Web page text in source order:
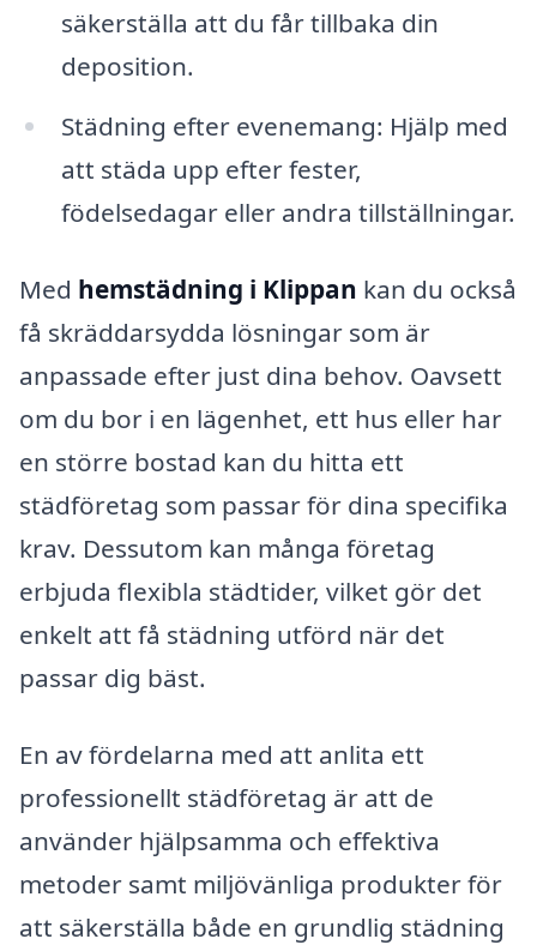
säkerställa att du får tillbaka din
deposition.
Städning efter evenemang: Hjälp med
att städa upp efter fester,
födelsedagar eller andra tillställningar.
Med hemstädning i Klippan kan du också
få skräddarsydda lösningar som är
anpassade efter just dina behov. Oavsett
om du bor i en lägenhet, ett hus eller har
en större bostad kan du hitta ett
städföretag som passar för dina specifika
krav. Dessutom kan många företag
erbjuda flexibla städtider, vilket gör det
enkelt att få städning utförd när det
passar dig bäst.
En av fördelarna med att anlita ett
professionellt städföretag är att de
använder hjälpsamma och effektiva
metoder samt miljövänliga produkter för
att säkerställa både en grundlig städning